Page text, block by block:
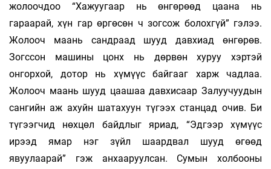
жолоочдоо “Хажуугаар нь өнгөрөөд цаана нь
гараарай, хүн гар өргөсөн ч зогсож болохгүй” гэлээ.
Жолооч маань сандраад шууд давхиад өнгөрөв.
Зогссон машины цонх нь дөрвөн хуруу хэртэй
онгорхой, дотор нь хүмүүс байгааг харж чадлаа.
Жолооч маань шууд цаашаа давхисаар Залуучуудын
сангийн аж ахуйн шатахуун түгээх станцад очив. Би
түгээгчид нөхцөл байдлыг яриад, “Эдгээр хүмүүс
ирээд ямар нэг зүйл шаардвал шууд өгөөд
явуулаарай” гэж анхааруулсан. Сумын холбооны